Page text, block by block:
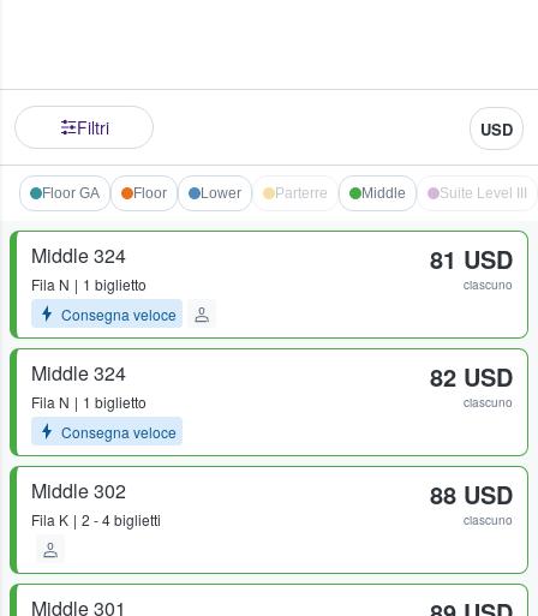
Filtri USD
Floor GA Floor Lower Parterre Middle Suite Level III
Middle 324
Fila N
1 biglietto
Consegna veloce
81 USD
ciascuno
Middle 324
Fila N
1 biglietto
Consegna veloce
82 USD
ciascuno
Middle 302
Fila K 2 - 4 biglietti
88 USD
ciascuno
Middle 301